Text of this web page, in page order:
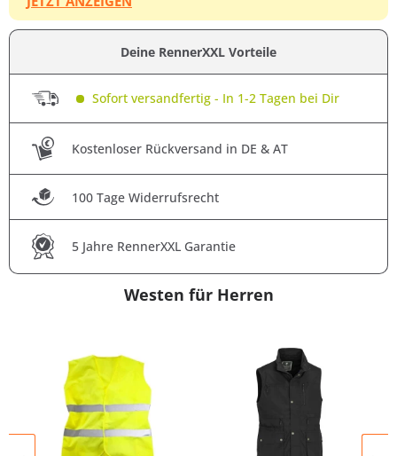
Deine RennerXXL Vorteile
Sofort versandfertig - In 1-2 Tagen bei Dir
Kostenloser Rückversand in DE & AT
100 Tage Widerrufsrecht
5 Jahre RennerXXL Garantie
Westen für Herren